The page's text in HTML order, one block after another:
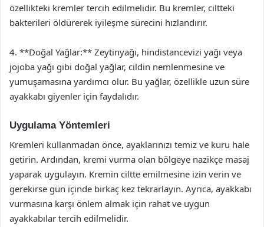
özellikteki kremler tercih edilmelidir. Bu kremler, ciltteki
bakterileri öldürerek iyileşme sürecini hızlandırır.
4. **Doğal Yağlar:** Zeytinyağı, hindistancevizi yağı veya
jojoba yağı gibi doğal yağlar, cildin nemlenmesine ve
yumuşamasına yardımcı olur. Bu yağlar, özellikle uzun süre
ayakkabı giyenler için faydalıdır.
Uygulama Yöntemleri
Kremleri kullanmadan önce, ayaklarınızı temiz ve kuru hale
getirin. Ardından, kremi vurma olan bölgeye nazikçe masaj
yaparak uygulayın. Kremin ciltte emilmesine izin verin ve
gerekirse gün içinde birkaç kez tekrarlayın. Ayrıca, ayakkabı
vurmasına karşı önlem almak için rahat ve uygun
ayakkabılar tercih edilmelidir.